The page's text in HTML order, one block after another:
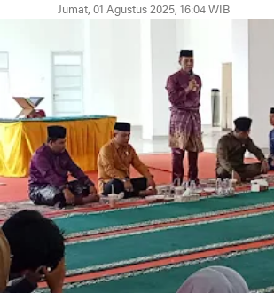
Jumat, 01 Agustus 2025, 16:04 WIB